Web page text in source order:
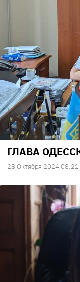
ГЛАВА
28 Октября 2024 08:21